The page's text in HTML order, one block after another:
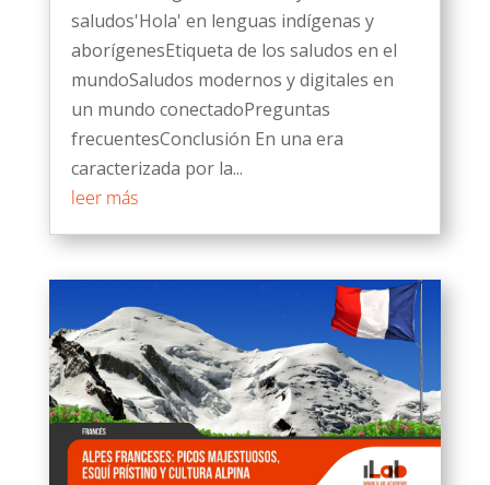
saludos'Hola' en lenguas indígenas y
aborígenesEtiqueta de los saludos en el
mundoSaludos modernos y digitales en
un mundo conectadoPreguntas
frecuentesConclusión En una era
caracterizada por la...
leer más